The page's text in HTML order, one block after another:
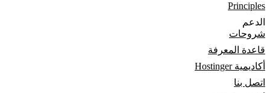
Principles
الدعم
شروحات
قاعدة المعرفة
أكاديمية Hostinger
اتصل بنا